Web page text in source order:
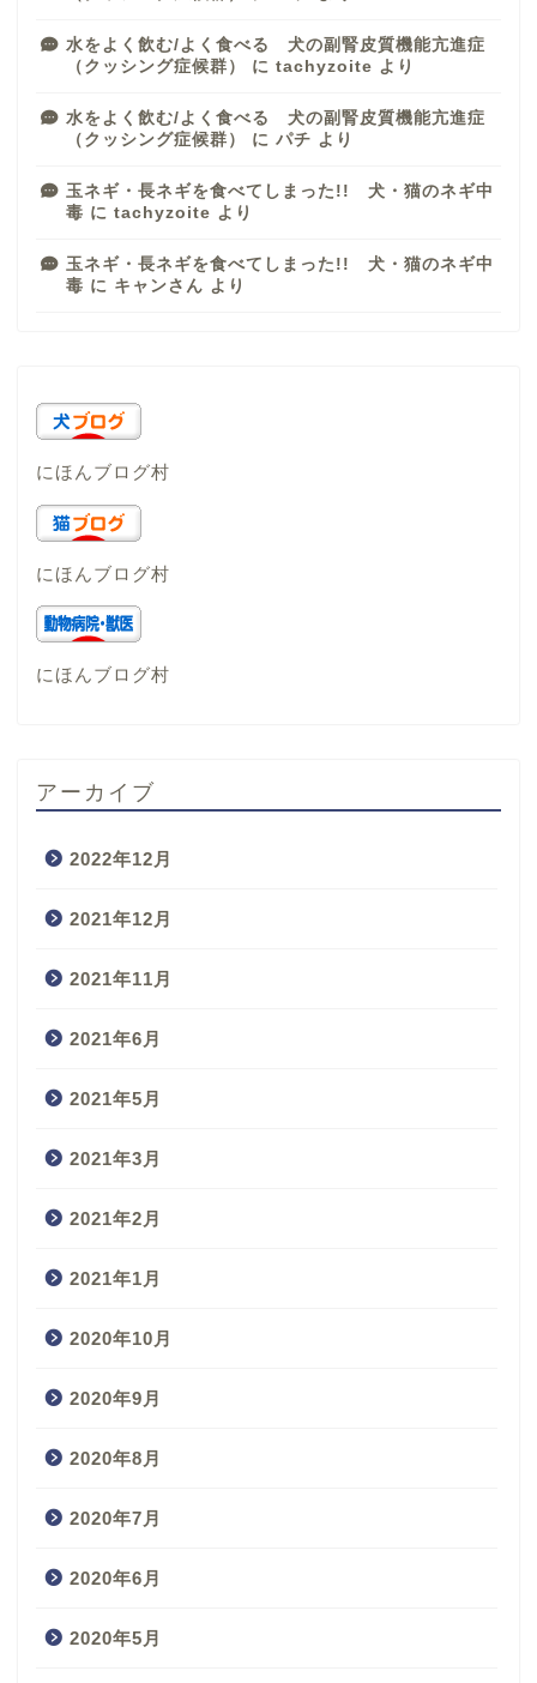
水をよく飲む/よく食べる 犬の副腎皮質機能亢進症
（クッシング症候群）
に tachyzoite より
水をよく飲む/よく食べる 犬の副腎皮質機能亢進症
（クッシング症候群）
に パチ より
玉ネギ・長ネギを食べてしまった!! 犬・猫のネギ中
毒 に tachyzoite より
玉ネギ・長ネギを食べてしまった!! 犬・猫のネギ中
毒 に キャンさん より
にほんブログ村
にほんブログ村
にほんブログ村
アーカイブ
2022年12月
2021年12月
2021年11月
2021年6月
2021年5月
2021年3月
2021年2月
2021年1月
2020年10月
2020年9月
2020年8月
2020年7月
2020年6月
2020年5月